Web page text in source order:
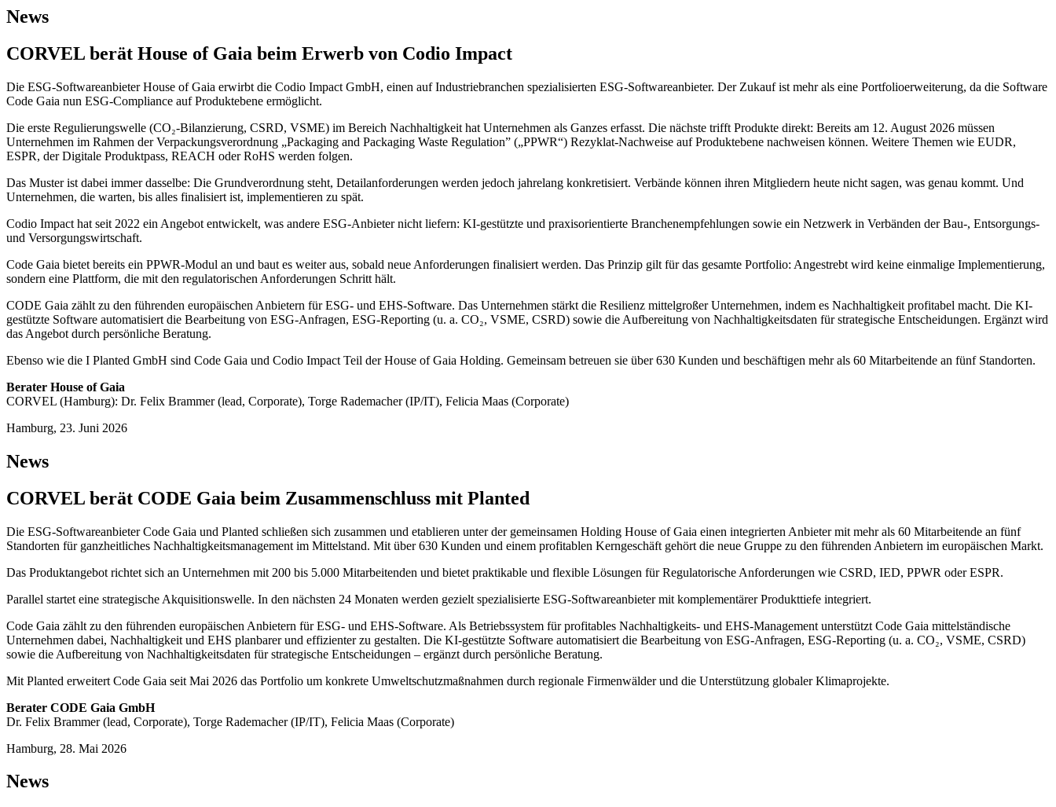
News
CORVEL berät House of Gaia beim Erwerb von Codio Impact
Die ESG-Softwareanbieter House of Gaia erwirbt die Codio Impact GmbH, einen auf Industriebranchen spezialisierten ESG-Softwareanbieter. Der Zukauf ist mehr als eine Portfolioerweiterung, da die Software
Code Gaia nun ESG-Compliance auf Produktebene ermöglicht.
Die erste Regulierungswelle (CO₂-Bilanzierung, CSRD, VSME) im Bereich Nachhaltigkeit hat Unternehmen als Ganzes erfasst. Die nächste trifft Produkte direkt: Bereits am 12. August 2026 müssen
Unternehmen im Rahmen der Verpackungsverordnung „Packaging and Packaging Waste Regulation” („PPWR“) Rezyklat-Nachweise auf Produktebene nachweisen können. Weitere Themen wie EUDR,
ESPR, der Digitale Produktpass, REACH oder RoHS werden folgen.
Das Muster ist dabei immer dasselbe: Die Grundverordnung steht, Detailanforderungen werden jedoch jahrelang konkretisiert. Verbände können ihren Mitgliedern heute nicht sagen, was genau kommt. Und
Unternehmen, die warten, bis alles finalisiert ist, implementieren zu spät.
Codio Impact hat seit 2022 ein Angebot entwickelt, was andere ESG-Anbieter nicht liefern: KI-gestützte und praxisorientierte Branchenempfehlungen sowie ein Netzwerk in Verbänden der Bau-, Entsorgungs-
und Versorgungswirtschaft.
Code Gaia bietet bereits ein PPWR-Modul an und baut es weiter aus, sobald neue Anforderungen finalisiert werden. Das Prinzip gilt für das gesamte Portfolio: Angestrebt wird keine einmalige Implementierung,
sondern eine Plattform, die mit den regulatorischen Anforderungen Schritt hält.
CODE Gaia zählt zu den führenden europäischen Anbietern für ESG- und EHS-Software. Das Unternehmen stärkt die Resilienz mittelgroßer Unternehmen, indem es Nachhaltigkeit profitabel macht. Die KI-
gestützte Software automatisiert die Bearbeitung von ESG-Anfragen, ESG-Reporting (u. a. CO₂, VSME, CSRD) sowie die Aufbereitung von Nachhaltigkeitsdaten für strategische Entscheidungen. Ergänzt wird
das Angebot durch persönliche Beratung.
Ebenso wie die I Planted GmbH sind Code Gaia und Codio Impact Teil der House of Gaia Holding. Gemeinsam betreuen sie über 630 Kunden und beschäftigen mehr als 60 Mitarbeitende an fünf Standorten.
Berater House of Gaia
CORVEL (Hamburg): Dr. Felix Brammer (lead, Corporate), Torge Rademacher (IP/IT), Felicia Maas (Corporate)
Hamburg, 23. Juni 2026
News
CORVEL berät CODE Gaia beim Zusammenschluss mit Planted
Die ESG-Softwareanbieter Code Gaia und Planted schließen sich zusammen und etablieren unter der gemeinsamen Holding House of Gaia einen integrierten Anbieter mit mehr als 60 Mitarbeitende an fünf
Standorten für ganzheitliches Nachhaltigkeitsmanagement im Mittelstand. Mit über 630 Kunden und einem profitablen Kerngeschäft gehört die neue Gruppe zu den führenden Anbietern im europäischen Markt.
Das Produktangebot richtet sich an Unternehmen mit 200 bis 5.000 Mitarbeitenden und bietet praktikable und flexible Lösungen für Regulatorische Anforderungen wie CSRD, IED, PPWR oder ESPR.
Parallel startet eine strategische Akquisitionswelle. In den nächsten 24 Monaten werden gezielt spezialisierte ESG-Softwareanbieter mit komplementärer Produkttiefe integriert.
Code Gaia zählt zu den führenden europäischen Anbietern für ESG- und EHS-Software. Als Betriebssystem für profitables Nachhaltigkeits- und EHS-Management unterstützt Code Gaia mittelständische
Unternehmen dabei, Nachhaltigkeit und EHS planbarer und effizienter zu gestalten. Die KI-gestützte Software automatisiert die Bearbeitung von ESG-Anfragen, ESG-Reporting (u. a. CO₂, VSME, CSRD)
sowie die Aufbereitung von Nachhaltigkeitsdaten für strategische Entscheidungen – ergänzt durch persönliche Beratung.
Mit Planted erweitert Code Gaia seit Mai 2026 das Portfolio um konkrete Umweltschutzmaßnahmen durch regionale Firmenwälder und die Unterstützung globaler Klimaprojekte.
Berater CODE Gaia GmbH
Dr. Felix Brammer (lead, Corporate), Torge Rademacher (IP/IT), Felicia Maas (Corporate)
Hamburg, 28. Mai 2026
News